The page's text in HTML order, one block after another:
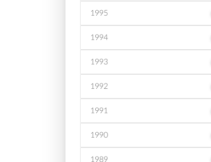
1995
1994
1993
1992
1991
1990
1989